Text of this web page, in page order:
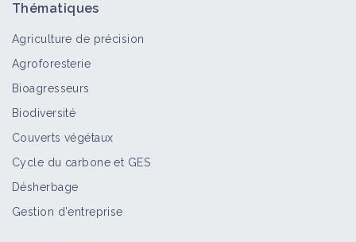
Thématiques
Agriculture de précision
Agroforesterie
Bioagresseurs
Biodiversité
Couverts végétaux
Cycle du carbone et GES
Désherbage
Gestion d'entreprise